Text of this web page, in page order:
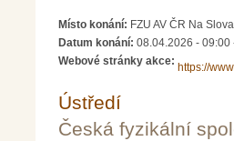
Místo konání: FZU AV ČR Na
Datum konání: 08.04.2026 - 09:00
Webové stránky akce:
https://
Ústředí
Česká fyzikální